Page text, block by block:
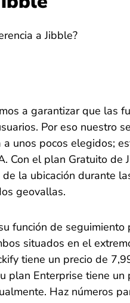
a Jibble?
a garantizar que las
Por eso nuestro
unos pocos elegidos;
Con el plan Gratuito de
la ubicación durante
geovallas.
función de
situados en el
tiene un precio de
plan Enterprise tiene
Haz números